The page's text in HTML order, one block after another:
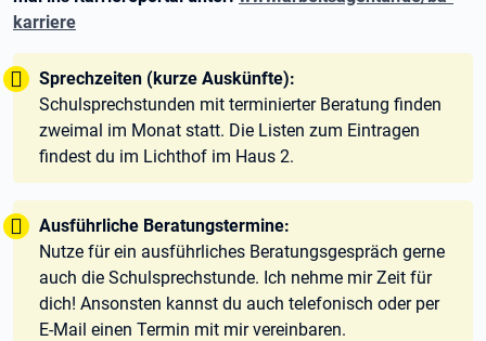
karriere
Tipp:
Sprechzeiten (kurze Auskünfte):
Schulsprechstunden mit terminierter Beratung finden
zweimal im Monat statt. Die Listen zum Eintragen
findest du im Lichthof im Haus 2.
Tipp:
Ausführliche Beratungstermine:
Nutze für ein ausführliches Beratungsgespräch gerne
auch die Schulsprechstunde. Ich nehme mir Zeit für
dich! Ansonsten kannst du auch telefonisch oder per
E-Mail einen Termin mit mir vereinbaren.